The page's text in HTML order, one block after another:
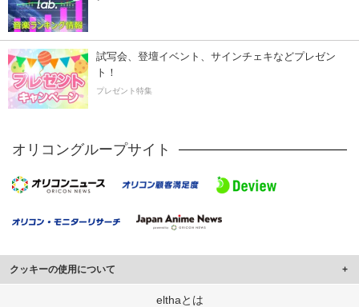
試写会、登壇イベント、サインチェキなどプレゼン
ト！
プレゼント特集
オリコングループサイト
クッキーの使用について
このサイトでは Cookie を使用して、ユーザーに合わせたコンテンツや広告の
elthaとは